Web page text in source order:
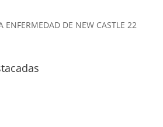
ENFERMEDAD DE NEW CASTLE 22